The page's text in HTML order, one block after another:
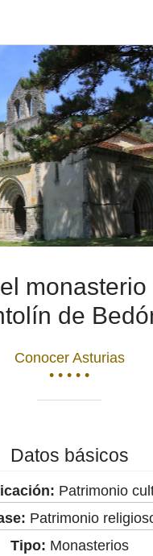
monasterio
de
Conocer Asturias
• • • • •
Datos básicos
Patrimonio
Patrimonio
Tipo: Monasterios